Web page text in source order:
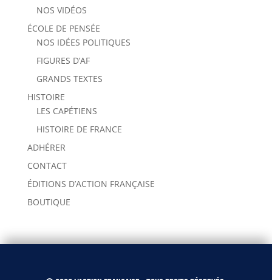
NOS VIDÉOS
ÉCOLE DE PENSÉE
NOS IDÉES POLITIQUES
FIGURES D’AF
GRANDS TEXTES
HISTOIRE
LES CAPÉTIENS
HISTOIRE DE FRANCE
ADHÉRER
CONTACT
ÉDITIONS D’ACTION FRANÇAISE
BOUTIQUE